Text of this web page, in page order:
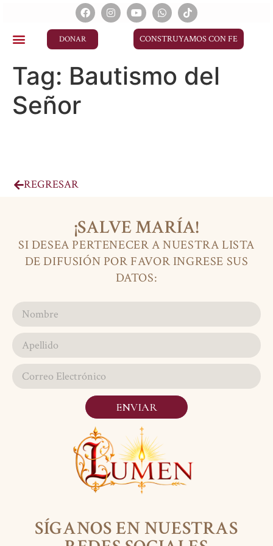
DONAR CONSTRUYAMOS CON FE
Tag: Bautismo del
Señor
REGRESAR
SÍGANOS EN NUESTRAS
¡SALVE MARÍA!
SI DESEA PERTENECER A NUESTRA LISTA
DE DIFUSIÓN POR FAVOR INGRESE SUS
DATOS:
ENVIAR